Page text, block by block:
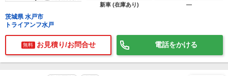
新車 (在庫あり)
―
茨城県 水戸市
トライアンフ水戸
無料 お見積り/お問合せ 電話をかける